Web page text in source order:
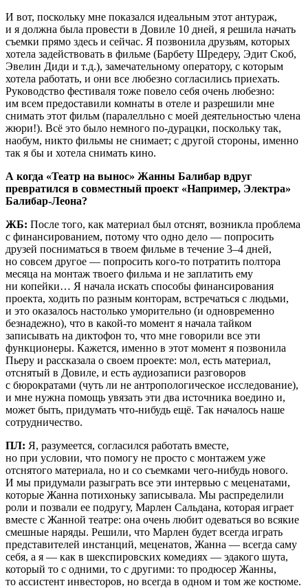
И вот, поскольку мне показался идеальным этот антураж,
и я должна была провести в Довиле 10 дней, я решила начать
съемки прямо здесь и сейчас. Я позвонила друзьям, которых
хотела задействовать в фильме (Барбету Шредеру, Эдит Скоб,
Эвeлин Диди и т.д.), замечательному оператору, с которым
хотела работать, и они все любезно согласились приехать.
Руководство фестиваля тоже повело себя очень любезно:
им всем предоставили комнаты в отеле и разрешили мне
снимать этот фильм (паралелльно с моей деятельностью члена
жюри!). Всё это было немного по-дурацки, поскольку так,
наобум, никто фильмы не снимает; с другой стороны, именно
так я бы и хотела снимать кино.
А когда «Театр на вынос» Жанны Балибар вдруг
превратился в совместный проект «Например, Электра»
Балибар-Леона?
ЖБ: После того, как материал был отснят, возникла проблема
с финансированием, потому что одно дело — попросить
друзей посниматься в твоем фильме в течение 3–4 дней,
но совсем другое — попросить кого-то потратить полтора
месяца на монтаж твоего фильма и не заплатить ему
ни копейки… Я начала искать способы финансирования
проекта, ходить по разным конторам, встречаться с людьми,
и это оказалось настолько уморительно (и одновременно
безнадежно), что в какой-то момент я начала тайком
записывать на диктофон то, что мне говорили все эти
функционеры. Кажется, именно в этот момент я позвонила
Пьеру и рассказала о своем проекте: мол, есть материал,
отснятый в Довиле, и есть аудиозаписи разговоров
с бюрократами (чуть ли не антропологическое исследование),
и мне нужна помощь увязать эти два источника воедино и,
может быть, придумать что-нибудь ещё. Так началось наше
сотрудничество.
ПЛ: Я, разумеется, согласился работать вместе,
но при условии, что помогу не просто с монтажем уже
отснятого материала, но и со съемками чего-нибудь нового.
И мы придумали разыграть все эти интервью с меценатами,
которые Жанна потихоньку записывала. Мы распределили
роли и позвали ее подругу, Марлен Сальдана, которая играет
вместе с Жанной театре: она очень любит одеваться во всякие
смешные наряды. Решили, что Марлен будет всегда играть
представителей инстанций, меценатов, Жанна — всегда саму
себя, а я — как в шекспировских комедиях — эдакого шута,
который то с одними, то с другими: то продюсер Жанны,
то ассистент инвесторов, но всегда в одном и том же костюме.